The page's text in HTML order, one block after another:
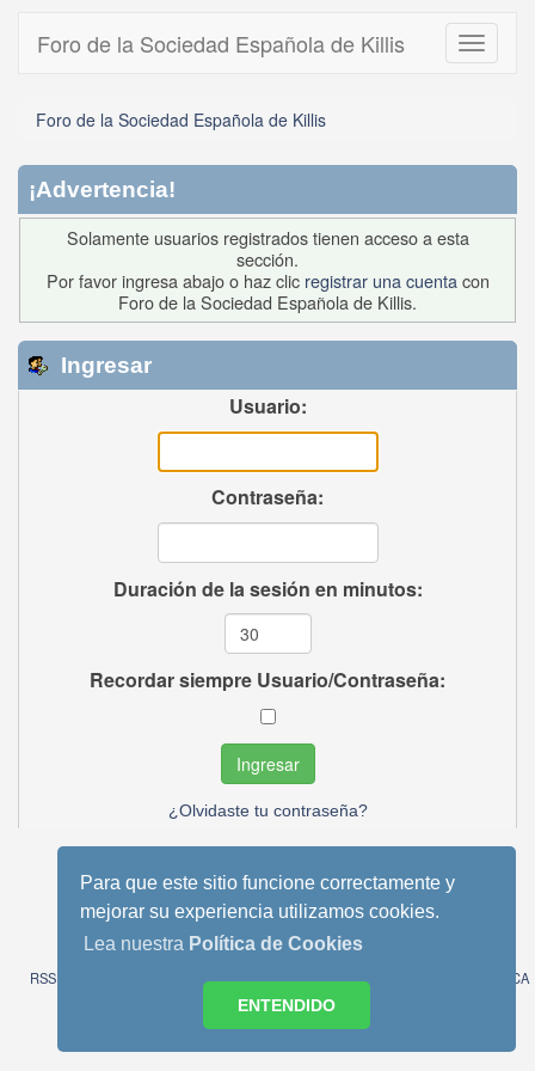
Para que este sitio funcione correctamente y
mejorar su experiencia utilizamos cookies.
Lea nuestra Política de Cookies
ENTENDIDO
Toggle
Foro de la Sociedad Española de Killis
Foro de la Sociedad Española de Killis
¡Advertencia!
Solamente usuarios registrados tienen acceso a esta
sección.
Por favor ingresa abajo o haz clic registrar una cuenta con
Foro de la Sociedad Española de Killis.
Ingresar
Usuario:
Contraseña:
Duración de la sesión en minutos:
Recordar siempre Usuario/Contraseña:
¿Olvidaste tu contraseña?
Tema móvil basado en Reboot 2.0.1 de StudioCrimes
SMF 2.0.13| SMF © 2013
Simple Machines
SimplePortal 2.3.6 © 2008-2014, SimplePortal
RSS AVISO LEGAL POLITICA DE COOKIES
POLITICA
DE PRIVACIDAD